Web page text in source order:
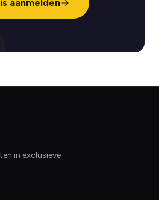
aanmelden
in exclusieve